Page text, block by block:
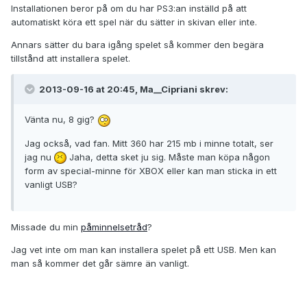
Installationen beror på om du har PS3:an inställd på att
automatiskt köra ett spel när du sätter in skivan eller inte.
Annars sätter du bara igång spelet så kommer den begära
tillstånd att installera spelet.
2013-09-16 at 20:45, Ma__Cipriani skrev:
Vänta nu, 8 gig?
Jag också, vad fan. Mitt 360 har 215 mb i minne totalt, ser
jag nu
Jaha, detta sket ju sig. Måste man köpa någon
form av special-minne för XBOX eller kan man sticka in ett
vanligt USB?
Missade du min påminnelsetråd?
Jag vet inte om man kan installera spelet på ett USB. Men kan
man så kommer det går sämre än vanligt.